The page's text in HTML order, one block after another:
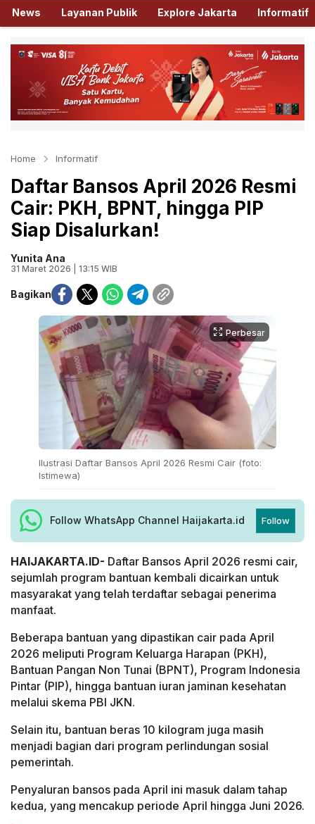
Haijakarta.id
Semua Tentang Jakarta Ada Disini!
News Layanan Publik Explore Jakarta Informatif
Home Informatif
Daftar Bansos April 2026 Resmi
Cair: PKH, BPNT, hingga PIP
Siap Disalurkan!
Yunita Ana
31 Maret 2026 | 13:15 WIB
Bagikan
Perbesar
Ilustrasi Daftar Bansos April 2026 Resmi Cair (foto:
Istimewa)
Follow WhatsApp Channel Haijakarta.id Follow
HAIJAKARTA.ID- Daftar Bansos April 2026 resmi cair,
sejumlah program bantuan kembali dicairkan untuk
masyarakat yang telah terdaftar sebagai penerima
manfaat.
Beberapa bantuan yang dipastikan cair pada April
2026 meliputi Program Keluarga Harapan (PKH),
Bantuan Pangan Non Tunai (BPNT), Program Indonesia
Pintar (PIP), hingga bantuan iuran jaminan kesehatan
melalui skema PBI JKN.
Selain itu, bantuan beras 10 kilogram juga masih
menjadi bagian dari program perlindungan sosial
pemerintah.
Penyaluran bansos pada April ini masuk dalam tahap
kedua, yang mencakup periode April hingga Juni 2026.